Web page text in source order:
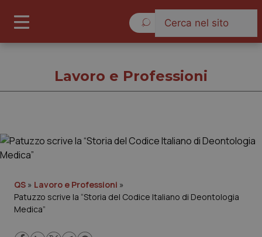
Governo e Parlamento
Regioni e Asl
Lavoro e Professioni
QS » Lavoro e Professioni »
Patuzzo scrive la “Storia del Codice Italiano di Deontologia
Medica”